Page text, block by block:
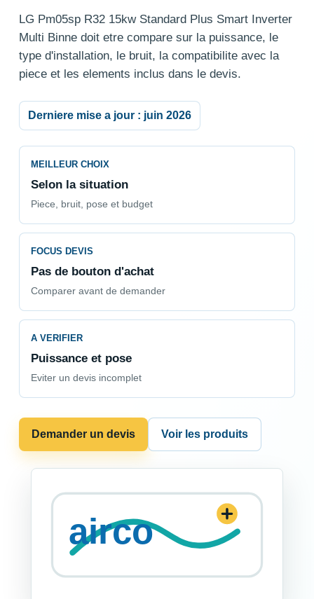
LG Pm05sp R32 15kw Standard Plus Smart Inverter
Multi Binne doit etre compare sur la puissance, le
type d'installation, le bruit, la compatibilite avec la
piece et les elements inclus dans le devis.
Derniere mise a jour : juin 2026
MEILLEUR CHOIX
Selon la situation
Piece, bruit, pose et budget
FOCUS DEVIS
Pas de bouton d'achat
Comparer avant de demander
A VERIFIER
Puissance et pose
Eviter un devis incomplet
Demander un devis Voir les produits